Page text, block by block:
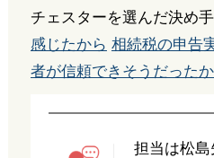
チェスターを選んだ決め
感じたから 相続税の申告
者が信頼できそうだった
担当は松